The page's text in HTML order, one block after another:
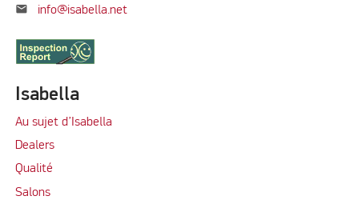
mail info@isabella.net
Isabella
Au sujet d’Isabella
Dealers
Qualité
Salons